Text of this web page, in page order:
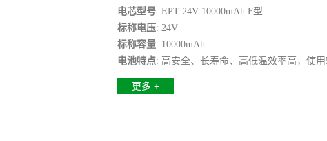
电芯型号: EPT 24V 10000mAh F型
标称电压: 24V
标称容量: 10000mAh
电池特点: 高安全、长寿命、高低温效率高，使
明仍达10小时以上
更多 +